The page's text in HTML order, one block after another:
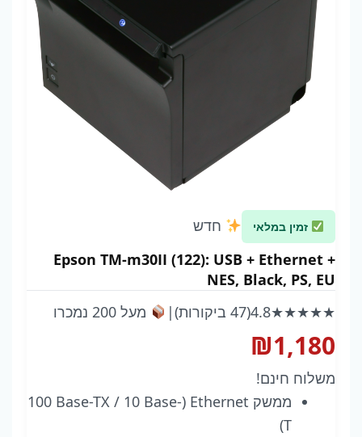
זמין במלאי
חדש
Epson TM-m30II (122): USB + Ethernet +
NES, Black, PS, EU
★★★★★
4.8(47 ביקורות) | מעל 200 נמכרו
₪1,180
משלוח חינם!
ממשק Ethernet‏ (‎100 Base-TX / 10 Base-
T)